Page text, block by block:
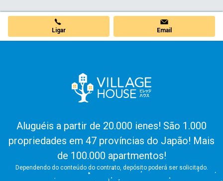
Ligar Email
Aluguéis a partir de 20.000 ienes! São 1.000
propriedades em 47 províncias do Japão! Mais
de 100.000 apartmentos!
Dependendo do conteúdo do contrato, depósito poderá ser solicitado.